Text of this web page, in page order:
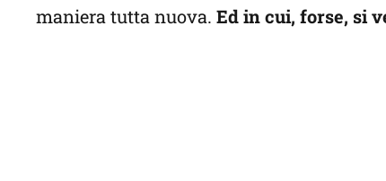
maniera tutta nuova. Ed in cui, forse, si